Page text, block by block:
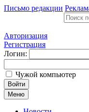
Письмо редакции
Авторизация
Регистрация
Логин:
Чужой компьютер
Войти
Меню